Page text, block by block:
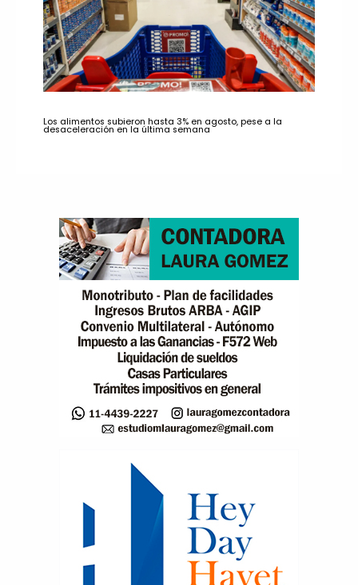
Los alimentos subieron hasta 3% en agosto, pese a la
desaceleración en la última semana